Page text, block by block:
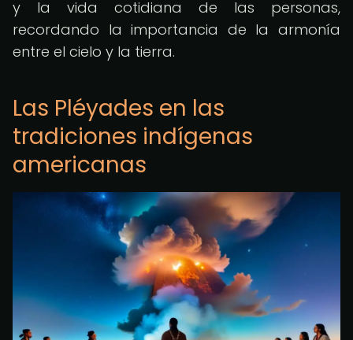
y la vida cotidiana de las personas,
recordando la importancia de la armonía
entre el cielo y la tierra.
Las Pléyades en las
tradiciones indígenas
americanas